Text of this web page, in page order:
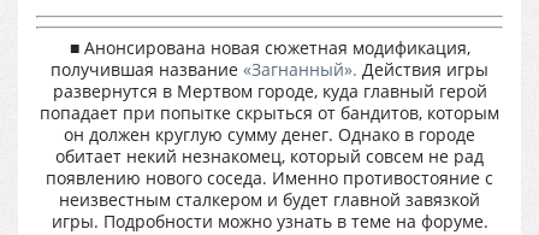
■ Анонсирована новая сюжетная модификация,
получившая название «Загнанный». Действия игры
развернутся в Мертвом городе, куда главный герой
попадает при попытке скрыться от бандитов, которым
он должен круглую сумму денег. Однако в городе
обитает некий незнакомец, который совсем не рад
появлению нового соседа. Именно противостояние с
неизвестным сталкером и будет главной завязкой
игры. Подробности можно узнать в теме на форуме.